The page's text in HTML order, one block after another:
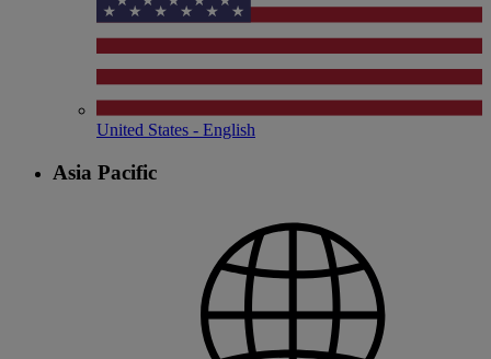
United States - English
Asia Pacific